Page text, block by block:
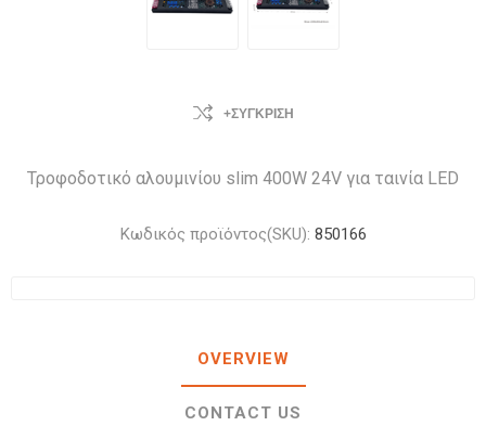
+ΣΎΓΚΡΙΣΗ
Τροφοδοτικό αλουμινίου slim 400W 24V για ταινία LED
Κωδικός προϊόντος(SKU): 850166
OVERVIEW
CONTACT US